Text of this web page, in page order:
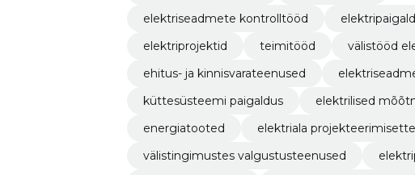
elektriseadmete kontrolltööd
elektriprojektid
teimitööd
välistööd
ehitus- ja kinnisvarateenused
küttesüsteemi paigaldus
elektrilised
energiatooted
elektriala
välistingimustes valgustusteenused